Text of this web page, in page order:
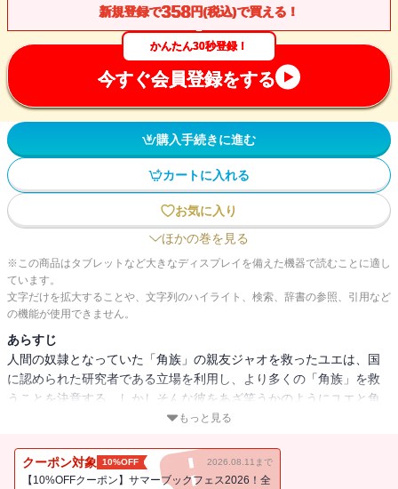
新規登録で358円(税込)で買える！
かんたん30秒登録！
今すぐ会員登録をする
購入手続きに進む
カートに入れる
お気に入り
ほかの巻を見る
※この商品はタブレットなど大きなディスプレイを備えた機器で読むことに適し
ています。
文字だけを拡大することや、文字列のハイライト、検索、辞書の参照、引用など
の機能が使用できません。
あらすじ
人間の奴隷となっていた「角族」の親友ジャオを救ったユエは、国
に認められた研究者である立場を利用し、より多くの「角族」を救
うことを決意する。しかしそんな彼をあざ笑うかのようにユエと角
族に次々と苦難が降りかかる。それでも「少しでも多くの命
力派作家 山うたが描く、苦しくて切ない友情の物語、堂々完結！
もっと見る
クーポン対象 10%OFF 2026.08.11まで
【10%OFFクーポン】サマーブックフェス2026！全